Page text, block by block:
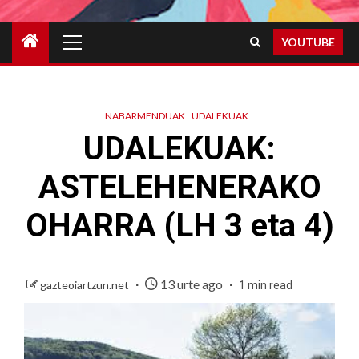
Menu
YOUTUBE
NABARMENDUAK UDALEKUAK
UDALEKUAK:
ASTELEHENERAKO
OHARRA (LH 3 eta 4)
gazteoiartzun.net 13 urte ago 1 min read